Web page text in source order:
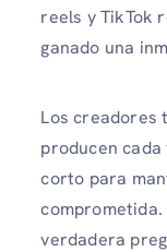
reels y TikTok
ganado una
Los creadores
producen
corto para
verdadera